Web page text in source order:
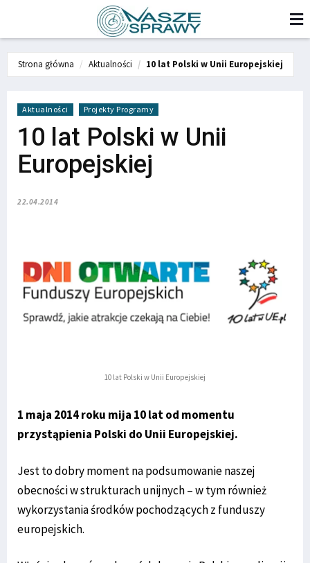
Strona główna Aktualności 10 lat Polski w Unii Europejskiej
Aktualności Projekty Programy
10 lat Polski w Unii
Europejskiej
22.04.2014
10 lat Polski w Unii Europejskiej
1 maja 2014 roku mija 10 lat od momentu
przystąpienia Polski do Unii Europejskiej.
Jest to dobry moment na podsumowanie naszej
obecności w strukturach unijnych – w tym również
wykorzystania środków pochodzących z funduszy
europejskich.